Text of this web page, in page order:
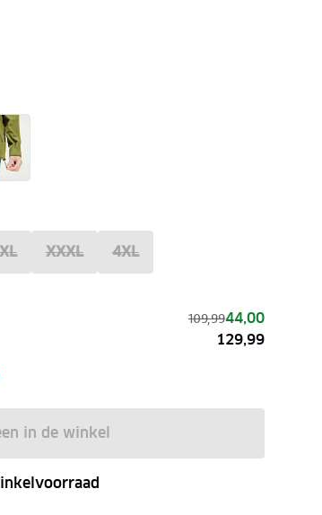
XXXL 4XL
109,9944,00
129,99
in de winkel